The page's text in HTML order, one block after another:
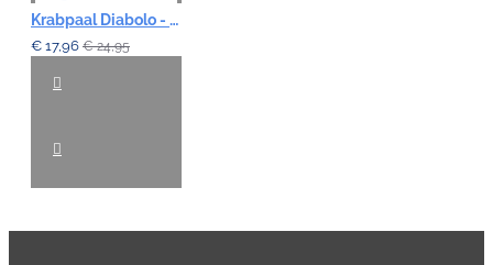
Krabpaal Diabolo - 57cm Beige
€ 17,96 € 24,95